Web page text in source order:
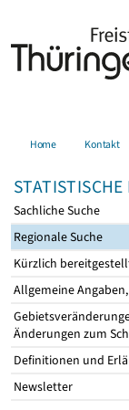
Home Kontakt
STATISTISCHE
Sachliche Suche
Regionale Suche
Kürzlich
Allgemeine
Änderungen zum
Definitionen und
Newsletter